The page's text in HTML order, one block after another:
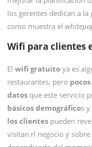
los gerentes dedican a
como muestra el
Wifi para clientes
El wifi gratuito ya es
restaurantes, pero
datos que este servicio
básicos demográficos
los clientes pueden
visitan rl negocio y